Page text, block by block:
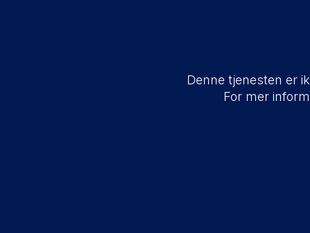
Denne tjenesten er
For mer